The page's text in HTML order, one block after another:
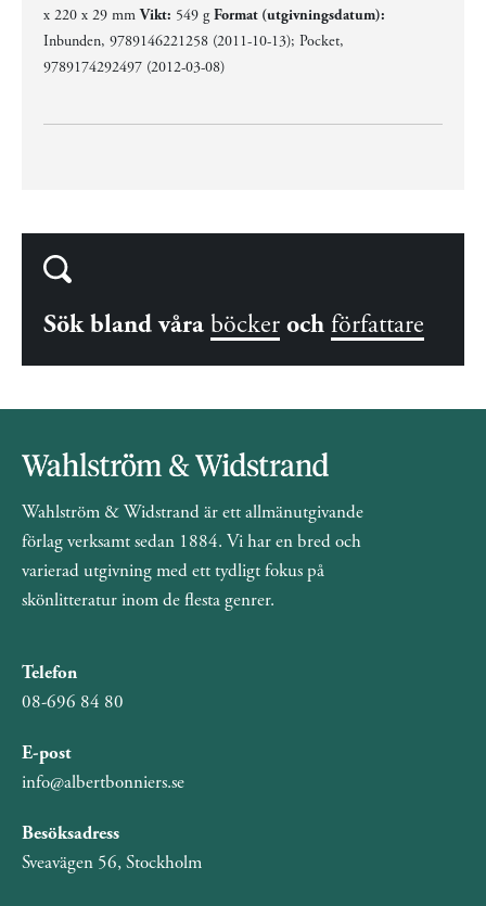
x 220 x 29 mmVikt: 549 gFormat (utgivningsdatum):
Inbunden, 9789146221258 (2011-10-13); Pocket,
9789174292497 (2012-03-08)
Sök bland våra böcker och författare
Wahlström & Widstrand är ett allmänutgivande
förlag verksamt sedan 1884. Vi har en bred och
varierad utgivning med ett tydligt fokus på
skönlitteratur inom de flesta genrer.
Telefon
08-696 84 80
E-post
info@albertbonniers.se
Besöksadress
Sveavägen 56, Stockholm